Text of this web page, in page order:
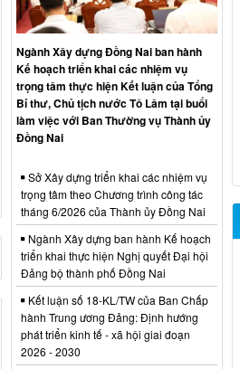
Ngành Xây dựng Đồng Nai ban hành
Kế hoạch triển khai các nhiệm vụ
trọng tâm thực hiện Kết luận của Tổng
Bí thư, Chủ tịch nước Tô Lâm tại buổi
làm việc với Ban Thường vụ Thành ủy
Đồng Nai
Sở Xây dựng triển khai các nhiệm vụ
trọng tâm theo Chương trình công tác
tháng 6/2026 của Thành ủy Đồng Nai
Ngành Xây dựng ban hành Kế hoạch
triển khai thực hiện Nghị quyết Đại hội
Đảng bộ thành phố Đồng Nai
Kết luận số 18-KL/TW của Ban Chấp
hành Trung ương Đảng: Định hướng
phát triển kinh tế - xã hội giai đoạn
2026 - 2030